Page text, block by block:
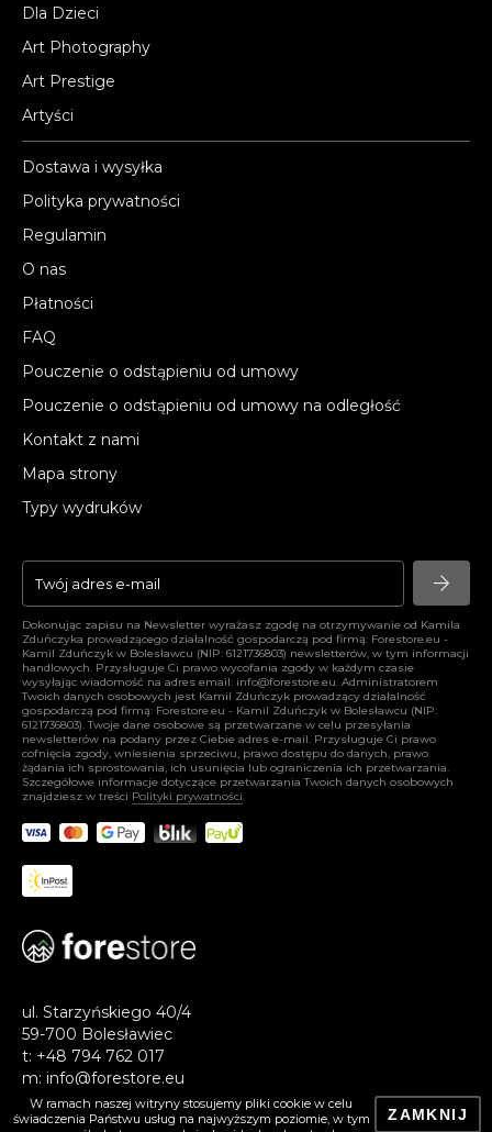
Dla Dzieci
Art Photography
Art Prestige
Artyści
Dostawa i wysyłka
Polityka prywatności
Regulamin
O nas
Płatności
FAQ
Pouczenie o odstąpieniu od umowy
Pouczenie o odstąpieniu od umowy na odległość
Kontakt z nami
Mapa strony
Typy wydruków
arrow_forward
Dokonując zapisu na Newsletter wyrażasz zgodę na otrzymywanie od Kamila
Zduńczyka prowadzącego działalność gospodarczą pod firmą: Forestore.eu -
Kamil Zduńczyk w Bolesławcu (NIP: 6121736803) newsletterów, w tym informacji
handlowych. Przysługuje Ci prawo wycofania zgody w każdym czasie
wysyłając wiadomość na adres email: info@forestore.eu. Administratorem
Twoich danych osobowych jest Kamil Zduńczyk prowadzący działalność
gospodarczą pod firmą: Forestore.eu - Kamil Zduńczyk w Bolesławcu (NIP:
6121736803). Twoje dane osobowe są przetwarzane w celu przesyłania
newsletterów na podany przez Ciebie adres e-mail. Przysługuje Ci prawo
cofnięcia zgody, wniesienia sprzeciwu, prawo dostępu do danych, prawo
żądania ich sprostowania, ich usunięcia lub ograniczenia ich przetwarzania.
Szczegółowe informacje dotyczące przetwarzania Twoich danych osobowych
znajdziesz w treści Polityki prywatności.
ul. Starzyńskiego 40/4
59-700 Bolesławiec
t: +48 794 762 017
m: info@forestore.eu
FacebookYouTubeInstagram
W ramach naszej witryny stosujemy pliki cookie w celu
świadczenia Państwu usług na najwyższym poziomie, w tym
ZAMKNIJ